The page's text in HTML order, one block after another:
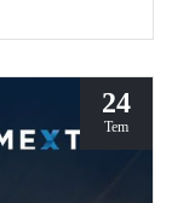
24
Tem